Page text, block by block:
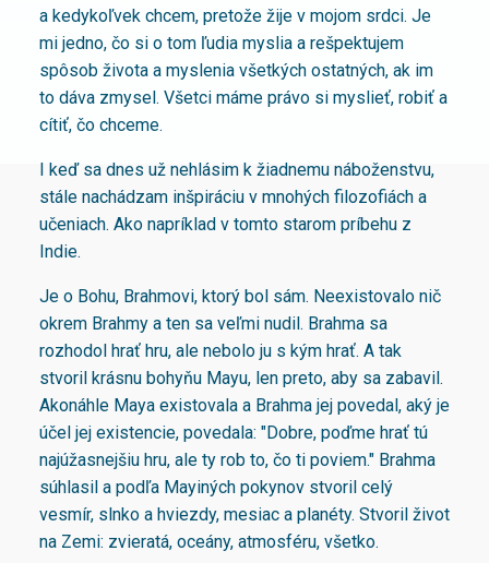
a kedykoľvek chcem, pretože žije v mojom srdci. Je
mi jedno, čo si o tom ľudia myslia a rešpektujem
spôsob života a myslenia všetkých ostatných, ak im
to dáva zmysel. Všetci máme právo si myslieť, robiť a
cítiť, čo chceme.
I keď sa dnes už nehlásim k žiadnemu náboženstvu,
stále nachádzam inšpiráciu v mnohých filozofiách a
učeniach. Ako napríklad v tomto starom príbehu z
Indie.
Je o Bohu, Brahmovi, ktorý bol sám. Neexistovalo nič
okrem Brahmy a ten sa veľmi nudil. Brahma sa
rozhodol hrať hru, ale nebolo ju s kým hrať. A tak
stvoril krásnu bohyňu Mayu, len preto, aby sa zabavil.
Akonáhle Maya existovala a Brahma jej povedal, aký je
účel jej existencie, povedala: "Dobre, poďme hrať tú
najúžasnejšiu hru, ale ty rob to, čo ti poviem." Brahma
súhlasil a podľa Mayiných pokynov stvoril celý
vesmír, slnko a hviezdy, mesiac a planéty. Stvoril život
na Zemi: zvieratá, oceány, atmosféru, všetko.